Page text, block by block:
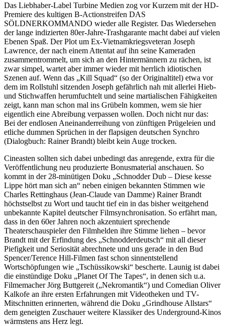
Das Liebhaber-Label Turbine Medien zog vor Kurzem mit der HD-
Premiere des kultigen B-Actionstreifen DAS
SÖLDNERKOMMANDO wieder alle Register. Das Wiedersehen
der lange indizierten 80er-Jahre-Trashgarante macht dabei auf vielen
Ebenen Spaß. Der Plot um Ex-Vietnamkriegsveteran Joseph
Lawrence, der nach einem Attentat auf ihn seine Kameraden
zusammentrommelt, um sich an den Hintermännern zu rächen, ist
zwar simpel, wartet aber immer wieder mit herrlich idiotischen
Szenen auf. Wenn das „Kill Squad“ (so der Originaltitel) etwa vor
dem im Rollstuhl sitzenden Joseph gefährlich nah mit allerlei Hieb-
und Stichwaffen herumfuchtelt und seine martialischen Fähigkeiten
zeigt, kann man schon mal ins Grübeln kommen, wem sie hier
eigentlich eine Abreibung verpassen wollen. Doch nicht nur das:
Bei der endlosen Aneinanderreihung von zünftigen Prügeleien und
etliche dummen Sprüchen in der flapsigen deutschen Synchro
(Dialogbuch: Rainer Brandt) bleibt kein Auge trocken.
Cineasten sollten sich dabei unbedingt das anregende, extra für die
Veröffentlichung neu produzierte Bonusmaterial anschauen. So
kommt in der 28-minütigen Doku „Schnodder Dub – Diese kesse
Lippe hört man sich an“ neben einigen bekannten Stimmen wie
Charles Rettinghaus (Jean-Claude van Damme) Rainer Brandt
höchstselbst zu Wort und taucht tief ein in das bisher weitgehend
unbekannte Kapitel deutscher Filmsynchronisation. So erfährt man,
dass in den 60er Jahren noch akzentuiert sprechende
Theaterschauspieler den Filmhelden ihre Stimme liehen – bevor
Brandt mit der Erfindung des „Schnodderdeutsch“ mit all dieser
Piefigkeit und Seriosität abrechnete und uns gerade in den Bud
Spencer/Terence Hill-Filmen fast schon sinnentstellend
Wortschöpfungen wie „Tschüssikowski“ bescherte. Launig ist dabei
die einstündige Doku „Planet Of The Tapes“, in denen sich u.a.
Filmemacher Jörg Buttgereit („Nekromantik“) und Comedian Oliver
Kalkofe an ihre ersten Erfahrungen mit Videotheken und TV-
Mitschnitten erinnerten, während die Doku „Grindhouse Allstars“
dem geneigten Zuschauer weitere Klassiker des Underground-Kinos
wärmstens ans Herz legt.